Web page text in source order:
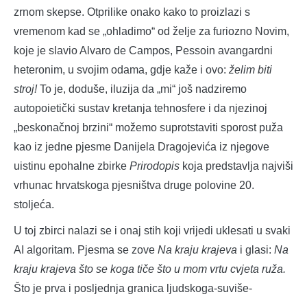
zrnom skepse. Otprilike onako kako to proizlazi s
vremenom kad se „ohladimo“ od želje za furiozno Novim,
koje je slavio Alvaro de Campos, Pessoin avangardni
heteronim, u svojim odama, gdje kaže i ovo: želim biti
stroj!To je, doduše, iluzija da „mi“ još nadziremo
autopoietički sustav kretanja tehnosfere i da njezinoj
„beskonačnoj brzini“ možemo suprotstaviti sporost puža
kao iz jedne pjesme Danijela Dragojevića iz njegove
uistinu epohalne zbirke Prirodopis koja predstavlja najviši
vrhunac hrvatskoga pjesništva druge polovine 20.
stoljeća.
U toj zbirci nalazi se i onaj stih koji vrijedi uklesati u svaki
AI algoritam. Pjesma se zove Na kraju krajeva i glasi: Na
kraju krajeva što se koga tiče što u mom vrtu cvjeta ruža.
Što je prva i posljednja granica ljudskoga-suviše-